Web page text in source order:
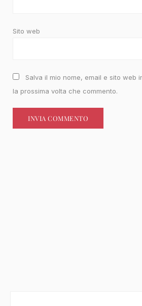
Sito web
Salva il mio nome, email e sito web
la prossima volta che commento.